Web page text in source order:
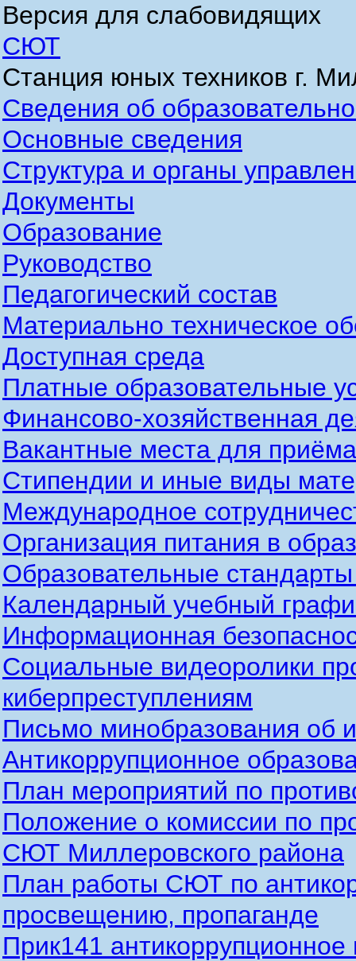
Версия для слабовидящих
СЮТ
Станция юных техников г.
Сведения об
Основные сведения
Структура и органы
Документы
Образование
Руководство
Педагогический состав
Материально техническое
Доступная среда
Платные образовательные
Финансово-хозяйственная
Вакантные места для
Стипендии и иные виды
Международное
Организация питания в
Образовательные
Календарный учебный
Информационная
Социальные видеоролики
киберпреступлениям
Письмо минобразования об
Антикоррупционное
План мероприятий по
Положение о комиссии по
СЮТ Миллеровского района
План работы СЮТ по
просвещению, пропаганде
Прик141 антикоррупционное